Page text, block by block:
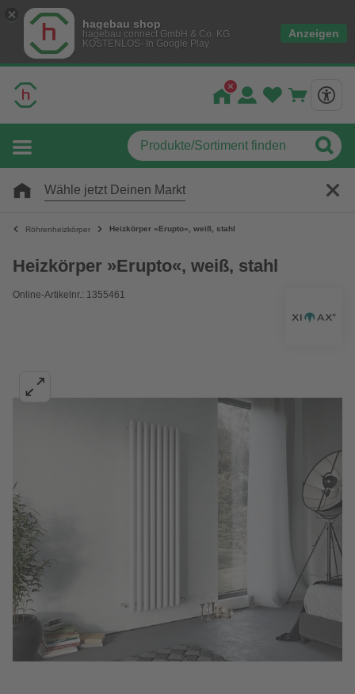
hagebau shop
hagebau connect GmbH & Co. KG
KOSTENLOS- In Google Play
Anzeigen
Wähle jetzt Deinen Markt
Röhrenheizkörper Heizkörper »Erupto«, weiß, stahl
Heizkörper »Erupto«, weiß, stahl
Online-Artikelnr.: 1355461